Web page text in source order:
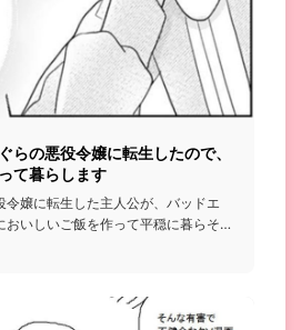
らの悪役令嬢に転生したので、
て暮らします
令嬢に転生した主人公が、バッドエ
おいしいご飯を作って平穏に暮らそ